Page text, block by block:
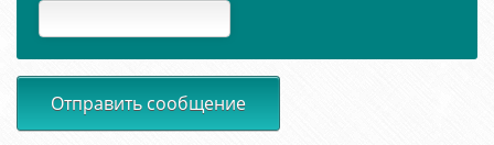
Отправить сообщение